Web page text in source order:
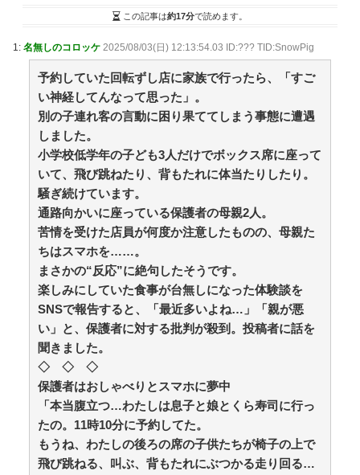
TOKIO～光を求めて～ 二部 第１２３話 / まとめる
Z NEW! (8/9 13:04)
36歳の彼女と結婚したいのに、家族が猛反対。家族か
ら信じられない言葉が飛び出した… 他 / 2chnaviヘッド
ライン
(12/24 07:00)
Powered by livedoor 相互RSS
恋は疑惑に染まり、狂気へ変わる
ヨーロッパが右翼政党の党員から銀行口座を作る権利
を剥奪、そのせいで皮肉すぎる展開に突入しており……
/ anaguro - 総合 NEW! (8/9 13:40)
【今はやってない】審判への性接待疑惑…大韓サッカ
ー協会が声明「現在は一切発生していない」 / anaguro -
総合 NEW! (8/9 13:35)
竹﨑由佳アナ 四つん這いでお尻を突き出すトレーニ
ング！！【GIF動画あり】 / anaguro - 総合 NEW! (8/9
13:30)
【悲報】ケニアのスイカ、あまりにも薄過ぎるwww /
5chまとめMAP(総合) NEW! (8/9 13:21)
【X】橋下徹氏痛烈指摘「こういうのは不誠実」高市
首相の長崎平和式典挨拶に / 5chまとめMAP(総合)
(8/9 13:19)
『サンジャポ』山崎怜奈、突然「妊娠」だけ公表した
理由を語る / 5chまとめMAP(総合)
有田哲平、高田馬場は「嫌いな街ですね」「早稲田大
学がございます、僕は落ちましたので」 / 5chまとめ
MAP(総合) NEW! (8/9 12:45)
この記事は約17分で読めます。
1: 名無しのコロッケ 2025/08/03(日) 12:13:54.03 ID:??? TID:SnowPig
予約していた回転ずし店に家族で行ったら、「すご
い神経してんなって思った」。
別の子連れ客の言動に困り果ててしまう事態に遭遇
しました。
小学校低学年の子ども3人だけでボックス席に座って
いて、飛び跳ねたり、背もたれに体当たりしたり。
騒ぎ続けています。
通路向かいに座っている保護者の母親2人。
苦情を受けた店員が何度か注意したものの、母親た
ちはスマホを……。
まさかの“反応”に絶句したそうです。
楽しみにしていた食事が台無しになった体験談を
SNSで報告すると、「最近多いよね…」「親が悪
い」と、保護者に対する批判が殺到。投稿者に話を
聞きました。
◇ ◇ ◇
保護者はおしゃべりとスマホに夢中
「本当腹立つ…わたしは息子と娘とくら寿司に行っ
たの。11時10分に予約してた。
もうね、わたしの後ろの席の子供たちが椅子の上で
飛び跳ねる、叫ぶ、背もたれにぶつかる走り回る…